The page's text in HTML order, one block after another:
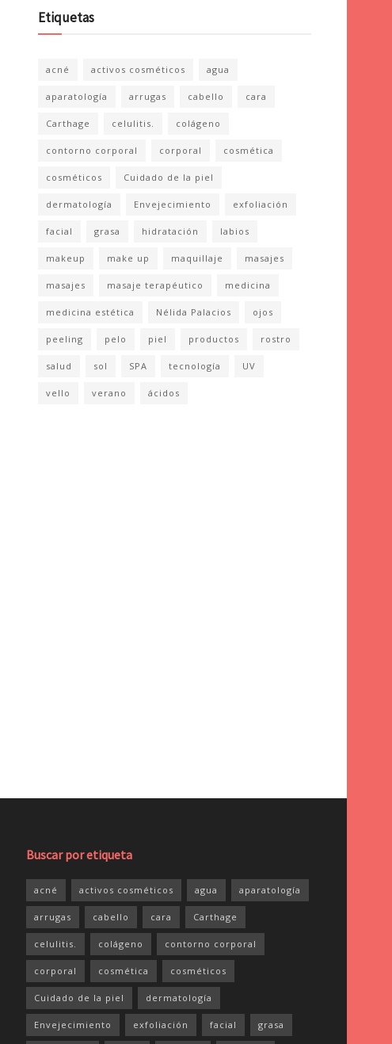
Etiquetas
acné activos cosméticos agua
aparatología arrugas cabello cara
Carthage celulitis. colágeno
contorno corporal corporal cosmética
cosméticos Cuidado de la piel
dermatología Envejecimiento exfoliación
facial grasa hidratación labios
makeup make up maquillaje masajes
masajes masaje terapéutico medicina
medicina estética Nélida Palacios ojos
peeling pelo piel productos rostro
salud sol SPA tecnología UV
vello verano ácidos
Buscar por etiqueta
acné activos cosméticos agua aparatología
arrugas cabello cara Carthage
celulitis. colágeno contorno corporal
corporal cosmética cosméticos
Cuidado de la piel dermatología
Envejecimiento exfoliación facial grasa